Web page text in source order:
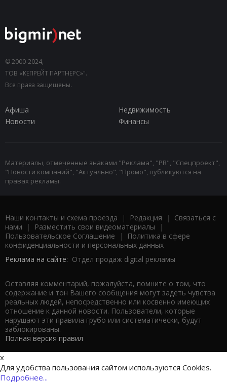
© 2000-2024,
ТОВ «КЕПРЕЙТ ПАРТНЕРС»".
Все права защищены.
Афиша
Недвижимость
Новости
Финансы
Материалы, отмеченные знаками "Реклама", "PR", "Спецпроект",
"Новости компаний", "Актуально", "Промо", публикуются на
правах рекламы.
Наши контакты и схема проезда | Редакция | Связаться с
нами | Разместить свои видеоматериалы |
Пользовательское Соглашение |
Политика в сфере
конфиденциальности и персональных данных
Реклама на сайте: Отдел продаж digital рекламы
Оставляя комментарий, пожалуйста, помните о том, что
содержание и тон Вашего сообщения могут задеть чувства
реальных людей, непосредственно или косвенно имеющих
отношение к данной новости. Пользователи, которые
нарушают эти правила грубо или систематически, будут
заблокированы.
Полная версия правил
x
Для удобства пользования сайтом используются Cookies.
Подробнее...